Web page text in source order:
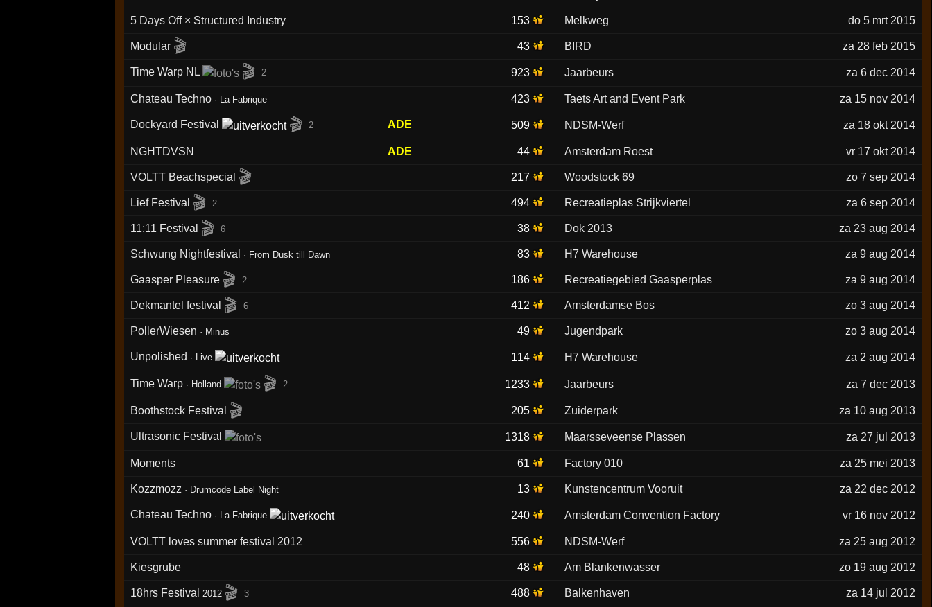
5 Days Off × Structured Industry 153 Melkweg do 5 mrt 2015
Modular 🎬 43 BIRD za 28 feb 2015
Time Warp NL 🎬 2 923 Jaarbeurs za 6 dec 2014
Chateau Techno · La Fabrique 423 Taets Art and Event Park za 15 nov 2014
Dockyard Festival 🎬 2 ADE 509 NDSM-Werf za 18 okt 2014
NGHTDVSN ADE 44 Amsterdam Roest vr 17 okt 2014
VOLTT Beachspecial 🎬 217 Woodstock 69 zo 7 sep 2014
Lief Festival 🎬 2 494 Recreatieplas Strijkviertel za 6 sep 2014
11:11 Festival 🎬 6 38 Dok 2013 za 23 aug 2014
Schwung Nightfestival · From Dusk till Dawn 83 H7 Warehouse za 9 aug 2014
Gaasper Pleasure 🎬 2 186 Recreatiegebied Gaasperplas za 9 aug 2014
Dekmantel festival 🎬 6 412 Amsterdamse Bos zo 3 aug 2014
PollerWiesen · Minus 49 Jugendpark zo 3 aug 2014
Unpolished · Live 114 H7 Warehouse za 2 aug 2014
Time Warp · Holland 🎬 2 1233 Jaarbeurs za 7 dec 2013
Boothstock Festival 🎬 205 Zuiderpark za 10 aug 2013
Ultrasonic Festival 1318 Maarsseveense Plassen za 27 jul 2013
Moments 61 Factory 010 za 25 mei 2013
Kozzmozz · Drumcode Label Night 13 Kunstencentrum Vooruit za 22 dec 2012
Chateau Techno · La Fabrique 240 Amsterdam Convention Factory vr 16 nov 2012
VOLTT loves summer festival 2012 556 NDSM-Werf za 25 aug 2012
Kiesgrube 48 Am Blankenwasser zo 19 aug 2012
18hrs Festival2012 🎬 3 488 Balkenhaven za 14 jul 2012